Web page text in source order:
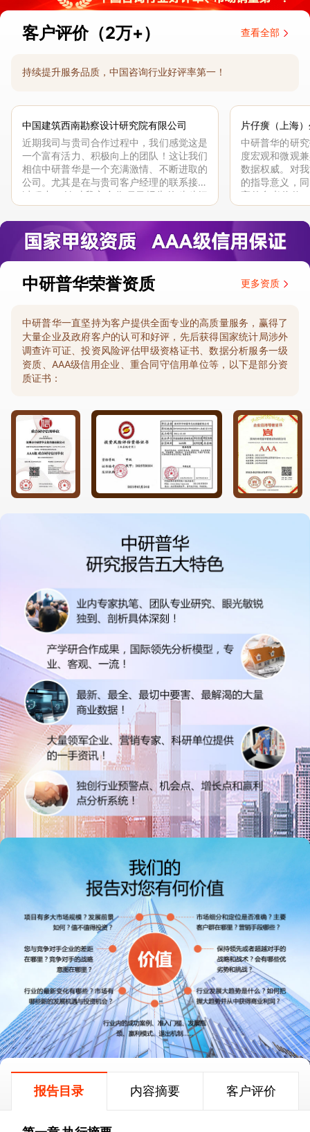
客户评价（2万+） 查看全部
持续提升服务品质，中国咨询行业好评率第一！
中国建筑西南勘察设计研究院有限公司
近期我司与贵司合作过程中，我们感觉这是
一个富有活力、积极向上的团队！这让我们
相信中研普华是一个充满激情、不断进取的
公司。尤其是在与贵司客户经理的联系接洽
过程中，针对我方合作项目报告的种种细
节，及时细致缜密地协助与项目部沟通、探
讨和完善...
片仔癀（上海
中研普华的研
度宏观和微观
数据权威。对
的指导意义，
高的参考价值
体化”服务和行
司继续...
中研普华荣誉资质 更多资质
中研普华一直坚持为客户提供全面专业的高质量服务，赢得了
大量企业及政府客户的认可和好评，先后获得国家统计局涉外
调查许可证、投资风险评估甲级资格证书、数据分析服务一级
资质、AAA级信用企业、重合同守信用单位等，以下是部分资
质证书：
报告目录 内容摘要 客户评价